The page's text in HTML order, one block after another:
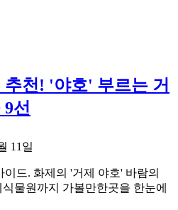
천! '야호' 부르는 거
선
11일
드. 화제의 '거제 야호' 바람의
물원까지 가볼만한곳을 한눈에